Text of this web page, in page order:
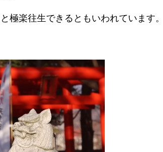
極楽往生できるともいわれています。